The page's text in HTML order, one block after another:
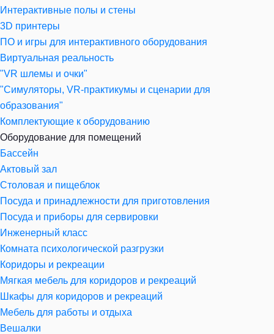
Интерактивные полы и стены
3D принтеры
ПО и игры для интерактивного оборудования
Виртуальная реальность
"VR шлемы и очки"
"Симуляторы, VR-практикумы и сценарии для
образования"
Комплектующие к оборудованию
Оборудование для помещений
Бассейн
Актовый зал
Столовая и пищеблок
Посуда и принадлежности для приготовления
Посуда и приборы для сервировки
Инженерный класс
Комната психологической разгрузки
Коридоры и рекреации
Мягкая мебель для коридоров и рекреаций
Шкафы для коридоров и рекреаций
Мебель для работы и отдыха
Вешалки